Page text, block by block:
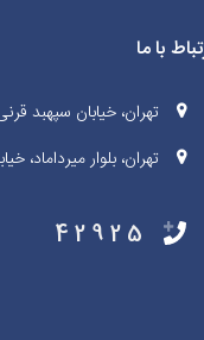
با ما
تهران، خیابان سپهبد
تهران، بلوار میرداماد،
42925